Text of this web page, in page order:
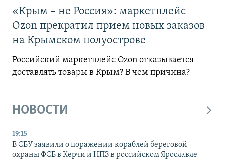
«Крым – не Россия»: маркетплейс
Ozon прекратил прием новых заказов
на Крымском полуострове
Российский маркетплейс Ozon отказывается
доставлять товары в Крым? В чем причина?
НОВОСТИ
19:15
В СБУ заявили о поражении кораблей береговой
охраны ФСБ в Керчи и НПЗ в российском Ярославле